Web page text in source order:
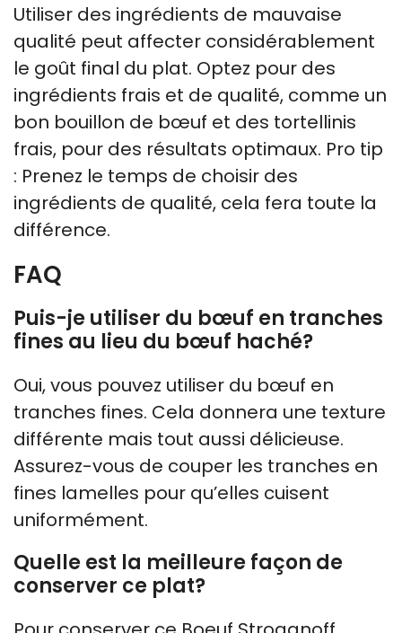
Utiliser des ingrédients de mauvaise
qualité peut affecter considérablement
le goût final du plat. Optez pour des
ingrédients frais et de qualité, comme un
bon bouillon de bœuf et des tortellinis
frais, pour des résultats optimaux. Pro tip
: Prenez le temps de choisir des
ingrédients de qualité, cela fera toute la
différence.
FAQ
Puis-je utiliser du bœuf en tranches
fines au lieu du bœuf haché?
Oui, vous pouvez utiliser du bœuf en
tranches fines. Cela donnera une texture
différente mais tout aussi délicieuse.
Assurez-vous de couper les tranches en
fines lamelles pour qu’elles cuisent
uniformément.
Quelle est la meilleure façon de
conserver ce plat?